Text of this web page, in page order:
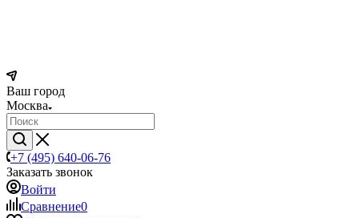
Ваш город
Москва
+7 (495) 640-06-76
Заказать звонок
Войти
Сравнение0